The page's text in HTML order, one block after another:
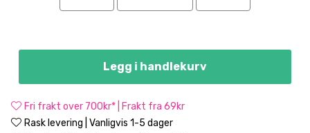
Legg i handlekurv
Fri frakt over 700kr* | Frakt fra 69kr
Rask levering | Vanligvis 1-5 dager